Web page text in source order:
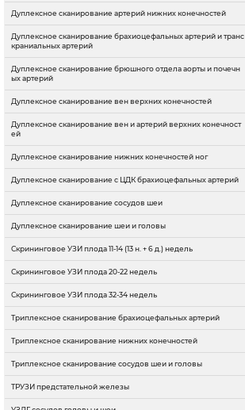
Дуплексное сканирование артерий нижних конечностей
Дуплексное сканирование брахиоцефальных артерий и транс
краниальных артерий
Дуплексное сканирование брюшного отдела аорты и почечн
ых артерий
Дуплексное сканирование вен верхних конечностей
Дуплексное сканирование вен и артерий верхних конечност
ей
Дуплексное сканирование нижних конечностей ног
Дуплексное сканирование с ЦДК брахиоцефальных артерий
Дуплексное сканирование сосудов шеи
Дуплексное сканирование шеи и головы
Скрининговое УЗИ плода 11-14 (13 н. + 6 д.) недель
Скрининговое УЗИ плода 20-22 недель
Скрининговое УЗИ плода 32-34 недель
Триплексное сканирование брахиоцефальных артерий
Триплексное сканирование нижних конечностей
Триплексное сканирование сосудов шеи и головы
ТРУЗИ предстательной железы